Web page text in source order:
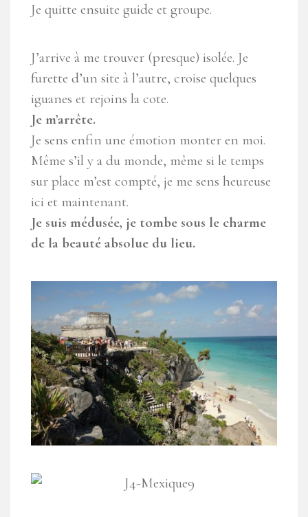
Je quitte ensuite guide et groupe.
J’arrive à me trouver (presque) isolée. Je
furette d’un site à l’autre, croise quelques
iguanes et rejoins la cote.
Je m’arrête.
Je sens enfin une émotion monter en moi.
Même s’il y a du monde, même si le temps
sur place m’est compté, je me sens heureuse
ici et maintenant.
Je suis médusée, je tombe sous le charme
de la beauté absolue du lieu.